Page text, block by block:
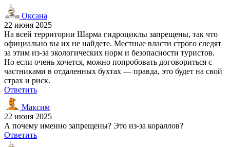
Оксана
22 июня 2025
На всей территории Шарма гидроциклы запрещены, так что
официально вы их не найдете. Местные власти строго следят
за этим из-за экологических норм и безопасности туристов.
Но если очень хочется, можно попробовать договориться с
частниками в отдаленных бухтах — правда, это будет на свой
страх и риск.
Ответить
Максим
22 июня 2025
А почему именно запрещены? Это из-за кораллов?
Ответить